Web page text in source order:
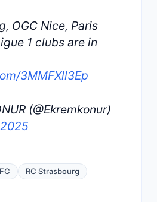
OGC Nice, Paris
1 clubs are in
3MMFXll3Ep
(@Ekremkonur)
RC Strasbourg